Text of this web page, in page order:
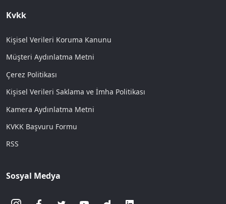
Kvkk
Kişisel Verileri Koruma Kanunu
Müşteri Aydınlatma Metni
Çerez Politikası
Kişisel Verileri Saklama ve İmha Politikası
Kamera Aydınlatma Metni
KVKK Başvuru Formu
RSS
Sosyal Medya